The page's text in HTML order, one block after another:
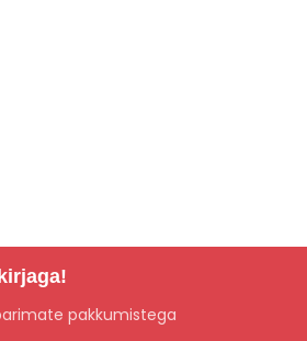
pakkumistega